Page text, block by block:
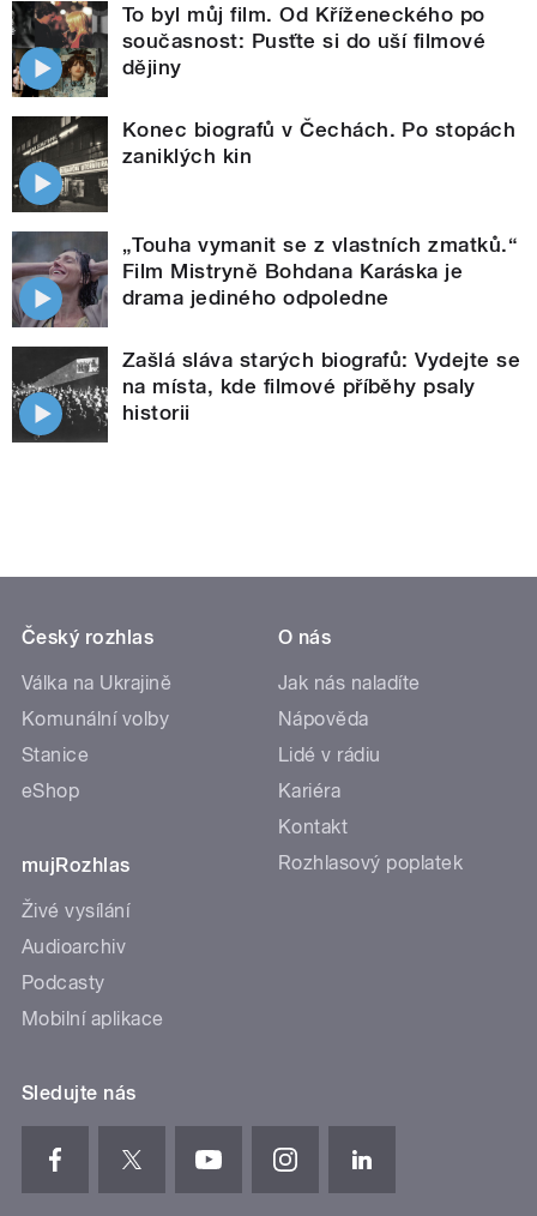
To byl můj film. Od Kříženeckého po
současnost: Pusťte si do uší filmové
dějiny
Konec biografů v Čechách. Po stopách
zaniklých kin
„Touha vymanit se z vlastních zmatků.“
Film Mistryně Bohdana Karáska je
drama jediného odpoledne
Zašlá sláva starých biografů: Vydejte se
na místa, kde filmové příběhy psaly
historii
Český rozhlas
Válka na Ukrajině
Komunální volby
Stanice
eShop
mujRozhlas
Živé vysílání
Audioarchiv
Podcasty
Mobilní aplikace
O nás
Jak nás naladíte
Nápověda
Lidé v rádiu
Kariéra
Kontakt
Rozhlasový poplatek
Sledujte nás